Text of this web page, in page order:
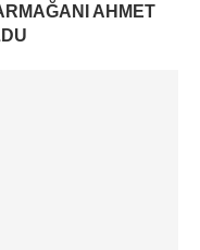
AHMET